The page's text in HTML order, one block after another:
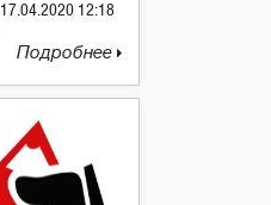
17.04.2020 12:18
Подробнее